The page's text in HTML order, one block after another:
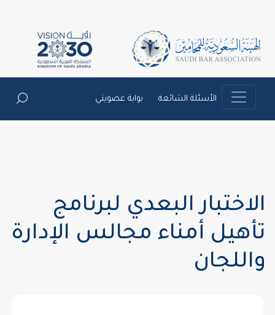
الأسئلة الشائعة بوابة عضويتي
الاختبار البعدي لبرنامج
تأهيل أمناء مجالس الإدارة
واللجان